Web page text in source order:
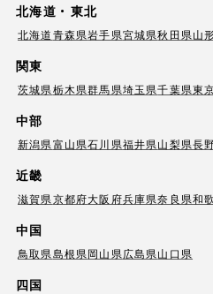
北海道・東北
北海道青森県岩手県宮城県秋田県山
関東
茨城県栃木県群馬県埼玉県千葉県東
中部
新潟県富山県石川県福井県山梨県長
近畿
滋賀県京都府大阪府兵庫県奈良県和
中国
鳥取県島根県岡山県広島県山口県
四国